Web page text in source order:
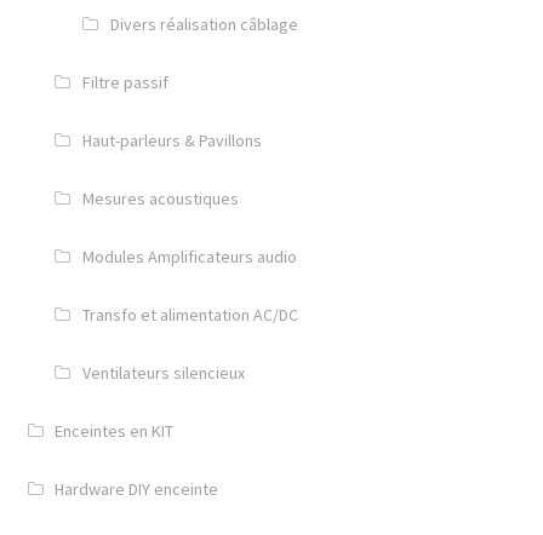
Divers réalisation câblage
Filtre passif
Haut-parleurs & Pavillons
Mesures acoustiques
Modules Amplificateurs audio
Transfo et alimentation AC/DC
Ventilateurs silencieux
Enceintes en KIT
Hardware DIY enceinte